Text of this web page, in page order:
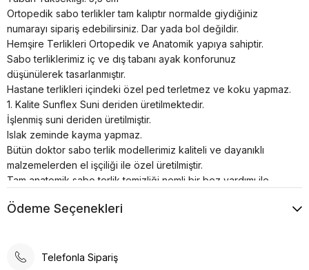
Ortopedik sabo terlikler tam kalıptır normalde giydiğiniz
numarayı sipariş edebilirsiniz. Dar yada bol değildir.
Hemşire Terlikleri Ortopedik ve Anatomik yapıya sahiptir.
Sabo terliklerimiz iç ve dış tabanı ayak konforunuz
düşünülerek tasarlanmıştır.
Hastane terlikleri içindeki özel ped terletmez ve koku yapmaz.
1. Kalite Sunflex Suni deriden üretilmektedir.
İşlenmiş suni deriden üretilmiştir.
Islak zeminde kayma yapmaz.
Bütün doktor sabo terlik modellerimiz kaliteli ve dayanıklı
malzemelerden el işçiliği ile özel üretilmiştir.
Tam anatomik sabo terlik temizliği nemli bir bez yardımı ile
Airmax sabo terlikler; hastanelerde, restoranlarda, otellerde,
konforlu bir deneyim sunar. Günlük kullanım için ideal olan bu
Ödeme Seçenekleri
Telefonla Sipariş